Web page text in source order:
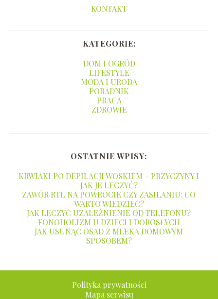
KONTAKT
KATEGORIE:
DOM I OGRÓD
LIFESTYLE
MODA I URODA
PORADNIK
PRACA
ZDROWIE
OSTATNIE WPISY:
KRWIAKI PO DEPILACJI WOSKIEM – PRZYCZYNY I
JAK JE LECZYĆ?
ZAWÓR RTL NA POWROCIE CZY ZASILANIU: CO
WARTO WIEDZIEĆ?
JAK LECZYĆ UZALEŻNIENIE OD TELEFONU?
FONOHOLIZM U DZIECI I DOROSŁYCH
JAK USUNĄĆ OSAD Z MLEKA DOMOWYM
SPOSOBEM?
Polityka prywatności
Mapa serwisu